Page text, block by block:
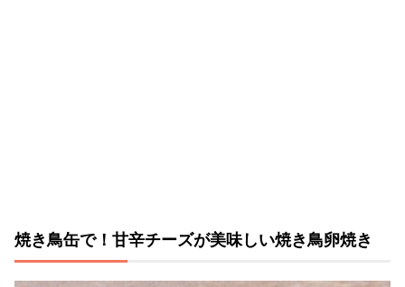
焼き鳥缶で！甘辛チーズが美味しい焼き鳥卵焼き